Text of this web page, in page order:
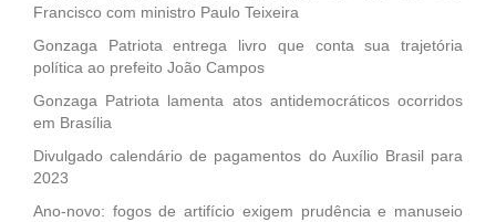
Francisco com ministro Paulo Teixeira
Gonzaga Patriota entrega livro que conta sua trajetória
política ao prefeito João Campos
Gonzaga Patriota lamenta atos antidemocráticos ocorridos
em Brasília
Divulgado calendário de pagamentos do Auxílio Brasil para
2023
Ano-novo: fogos de artifício exigem prudência e manuseio